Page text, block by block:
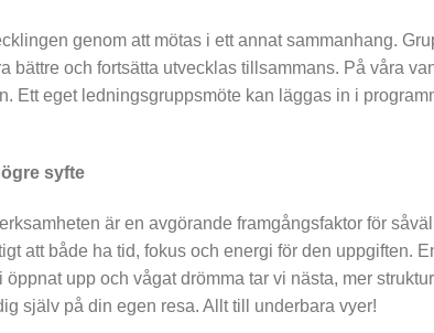
genom att mötas i ett annat sammanhang.
bättre och fortsätta utvecklas tillsammans. På våra
Ett eget ledningsgruppsmöte kan läggas in i
syfte
är en avgörande framgångsfaktor för
att både ha tid, fokus och energi för den
upp och vågat drömma tar vi nästa, mer
själv på din egen resa. Allt till underbara vyer!